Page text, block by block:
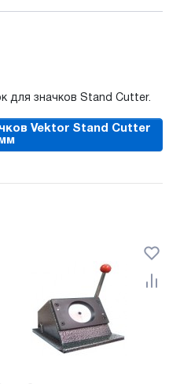
для значков Stand Cutter.
Vektor Stand Cutter